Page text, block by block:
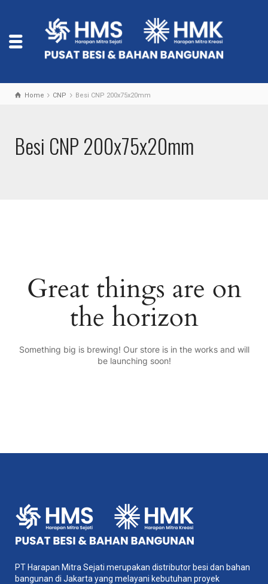
Home CNP Besi CNP 200x75x20mm
Besi CNP 200x75x20mm
Great things are on
the horizon
Something big is brewing! Our store is in the works and will
be launching soon!
PT Harapan Mitra Sejati merupakan distributor besi dan bahan
bangunan di Jakarta yang melayani kebutuhan proyek